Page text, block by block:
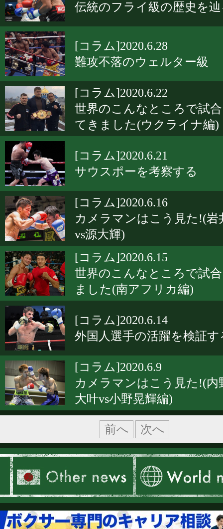
伝統のフライ級の歴史を
[コラム]2020.6.28
難攻不落のウェルター級
[コラム]2020.6.22
世界のこんなところで試
てきました(ウクライナ編)
[コラム]2020.6.21
サウスポーを考察する
[コラム]2020.6.16
カメラマンはこう見た!(岩
vs源大輝)
[コラム]2020.6.15
世界のこんなところで試
ました(南アフリカ編)
[コラム]2020.6.14
外国人選手の活躍を検証す
[コラム]2020.6.9
カメラマンはこう見た!(内
大叶vs小野晃輝編)
前へ 次へ